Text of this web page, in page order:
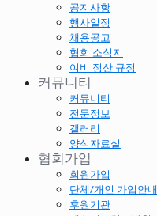
공지사항
행사일정
채용공고
협회 소식지
여비 정산 규정
커뮤니티
커뮤니티
전문정보
갤러리
양식자료실
협회가입
회원가입
단체/개인 가입안내
후원기관